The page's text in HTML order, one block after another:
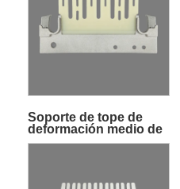
Soporte de tope de
deformación medio de
aluminio